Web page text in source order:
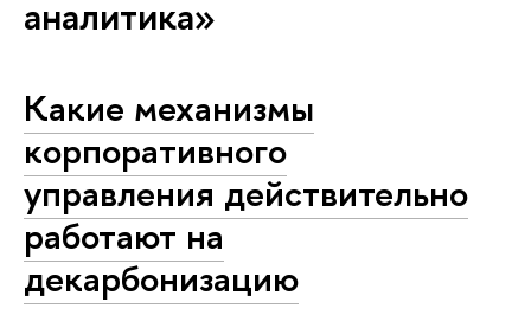
аналитика»
Какие механизмы
корпоративного
управления действительно
работают на
декарбонизацию